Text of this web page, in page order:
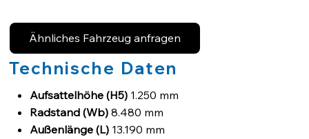
Ähnliches Fahrzeug anfragen
Technische Daten
Aufsattelhöhe (H5) 1.250 mm
Radstand (Wb) 8.480 mm
Außenlänge (L) 13.190 mm